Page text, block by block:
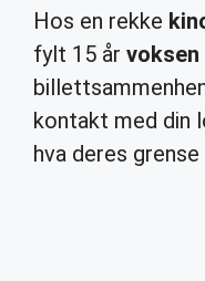
Hos en rekke
fylt 15 årvoksen
kontakt med din
hva deres